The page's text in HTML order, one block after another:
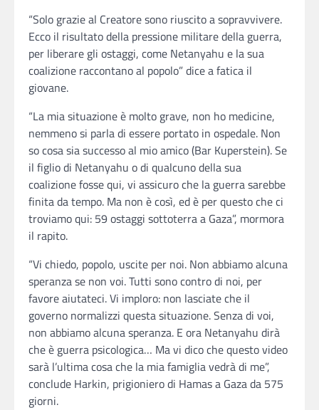
“Solo grazie al Creatore sono riuscito a sopravvivere.
Ecco il risultato della pressione militare della guerra,
per liberare gli ostaggi, come Netanyahu e la sua
coalizione raccontano al popolo” dice a fatica il
giovane.
“La mia situazione è molto grave, non ho medicine,
nemmeno si parla di essere portato in ospedale. Non
so cosa sia successo al mio amico (Bar Kuperstein). Se
il figlio di Netanyahu o di qualcuno della sua
coalizione fosse qui, vi assicuro che la guerra sarebbe
finita da tempo. Ma non è così, ed è per questo che ci
troviamo qui: 59 ostaggi sottoterra a Gaza”, mormora
il rapito.
“Vi chiedo, popolo, uscite per noi. Non abbiamo alcuna
speranza se non voi. Tutti sono contro di noi, per
favore aiutateci. Vi imploro: non lasciate che il
governo normalizzi questa situazione. Senza di voi,
non abbiamo alcuna speranza. E ora Netanyahu dirà
che è guerra psicologica… Ma vi dico che questo video
sarà l’ultima cosa che la mia famiglia vedrà di me”,
conclude Harkin, prigioniero di Hamas a Gaza da 575
giorni.